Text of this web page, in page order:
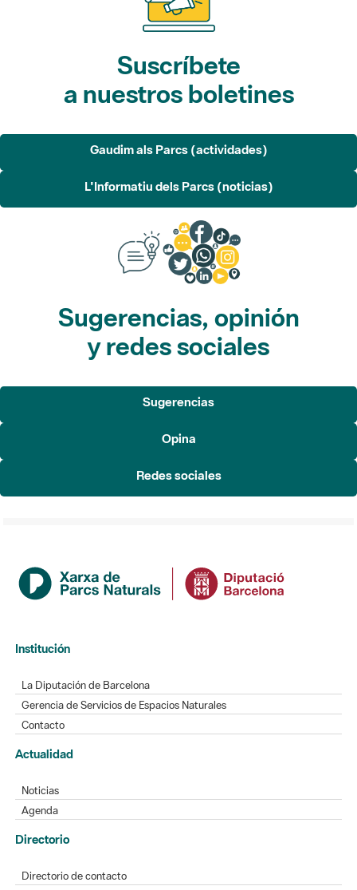
Suscríbete
a nuestros boletines
Gaudim als Parcs (actividades)
L'Informatiu dels Parcs (noticias)
Sugerencias, opinión
y redes sociales
Sugerencias
Opina
Redes sociales
Institución
La Diputación de Barcelona
Gerencia de Servicios de Espacios Naturales
Contacto
Actualidad
Noticias
Agenda
Directorio
Directorio de contacto